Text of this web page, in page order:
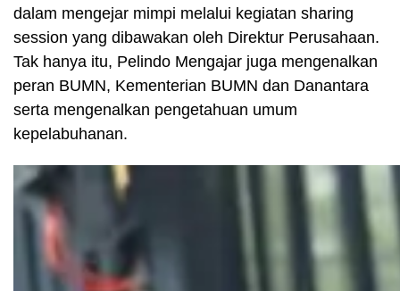
dalam mengejar mimpi melalui kegiatan sharing
session yang dibawakan oleh Direktur Perusahaan.
Tak hanya itu, Pelindo Mengajar juga mengenalkan
peran BUMN, Kementerian BUMN dan Danantara
serta mengenalkan pengetahuan umum
kepelabuhanan.